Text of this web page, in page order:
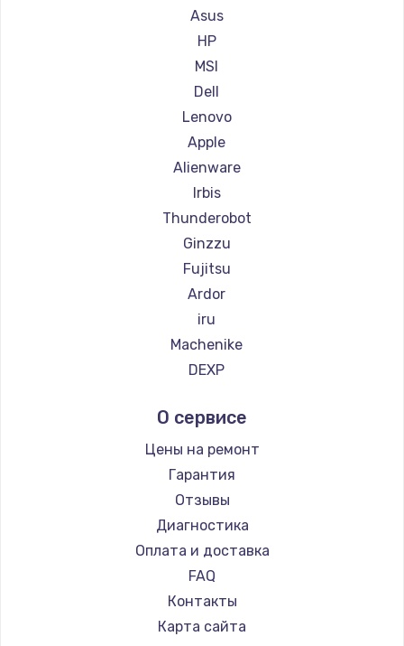
Ремонт компьютеров CHUWI
Asus
HP
MSI
Dell
Lenovo
Apple
Alienware
Irbis
Thunderobot
Ginzzu
Fujitsu
Ardor
iru
Machenike
DEXP
Intel
Beelink
CHUWI
О сервисе
Цены на ремонт
Гарантия
Отзывы
Диагностика
Оплата и доставка
FAQ
Контакты
Карта сайта